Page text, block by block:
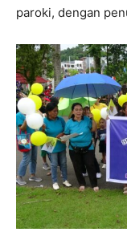
paroki, dengan